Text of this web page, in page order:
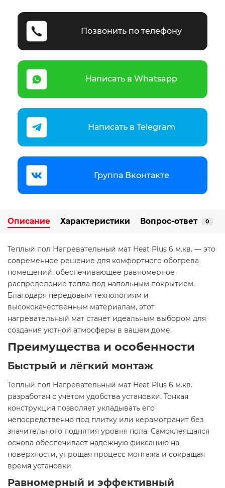
Позвонить по телефону
Написать в Whatsapp
Написать в Telegram
Группа Вконтакте
Описание Характеристики Вопрос-ответ 0
Теплый пол Нагревательный мат Heat Plus 6 м.кв. — это
современное решение для комфортного обогрева
помещений, обеспечивающее равномерное
распределение тепла под напольным покрытием.
Благодаря передовым технологиям и
высококачественным материалам, этот
нагревательный мат станет идеальным выбором для
создания уютной атмосферы в вашем доме.​
Преимущества и особенности
Быстрый и лёгкий монтаж
Теплый пол Нагревательный мат Heat Plus 6 м.кв.
разработан с учётом удобства установки. Тонкая
конструкция позволяет укладывать его
непосредственно под плитку или керамогранит без
значительного поднятия уровня пола. Самоклеящаяся
основа обеспечивает надёжную фиксацию на
поверхности, упрощая процесс монтажа и сокращая
время установки.​
Равномерный и эффективный